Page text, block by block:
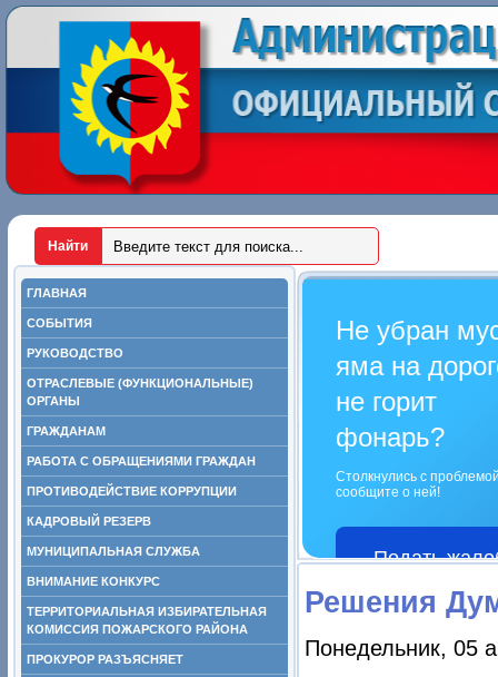
ГЛАВНАЯ
СОБЫТИЯ
РУКОВОДСТВО
ОТРАСЛЕВЫЕ (ФУНКЦИОНАЛЬНЫЕ)
ОРГАНЫ
ГРАЖДАНАМ
РАБОТА С ОБРАЩЕНИЯМИ ГРАЖДАН
ПРОТИВОДЕЙСТВИЕ КОРРУПЦИИ
КАДРОВЫЙ РЕЗЕРВ
МУНИЦИПАЛЬНАЯ СЛУЖБА
ВНИМАНИЕ КОНКУРС
ТЕРРИТОРИАЛЬНАЯ ИЗБИРАТЕЛЬНАЯ
КОМИССИЯ ПОЖАРСКОГО РАЙОНА
ПРОКУРОР РАЗЪЯСНЯЕТ
Не убран
яма на
не горит
фонарь?
Столкнулись с
сообщите о ней!
Подать
Решения
Понедельник, 05